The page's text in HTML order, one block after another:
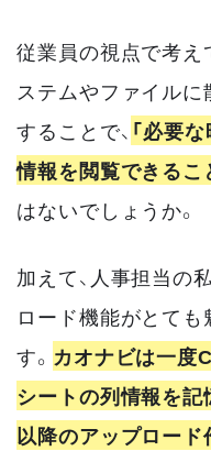
従業員の視点で考え
ステムやファイル
することで、 「必要
情報を閲覧できるこ
はないでしょうか。
加えて、人事担当の
ロード機能がとて
す。 カオナビは一度
シートの列情報を記
以降のアップロー